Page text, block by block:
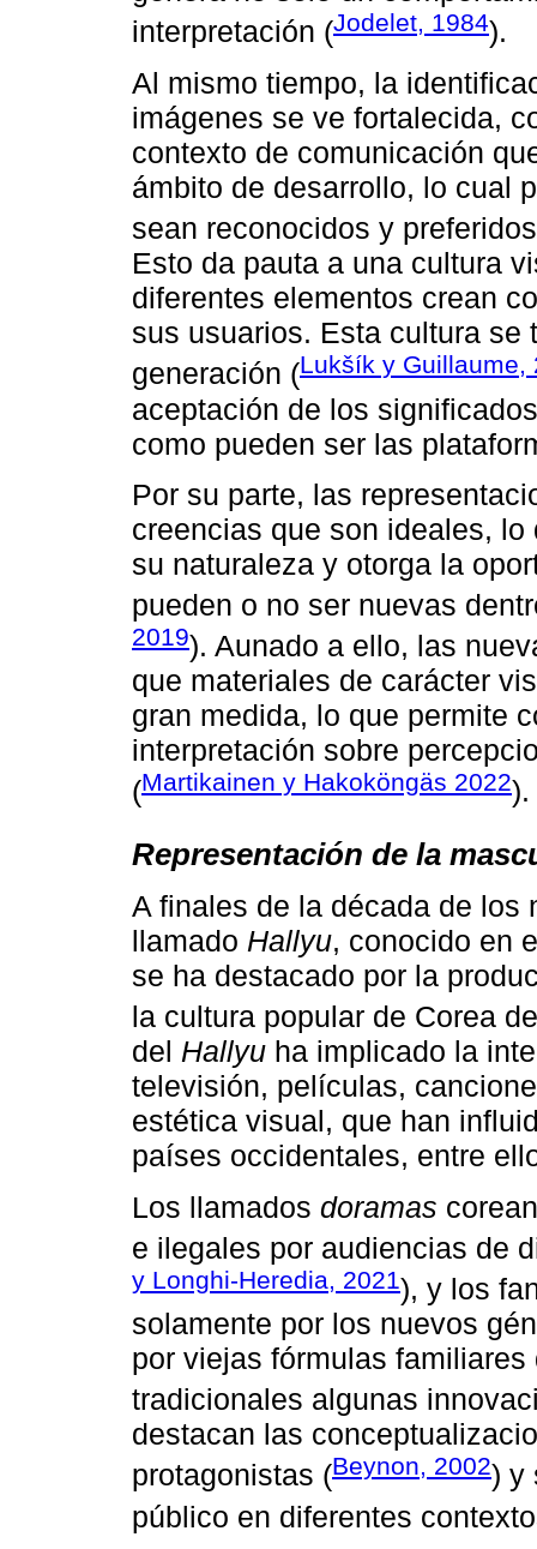
interpretación (Jodelet, 1984).
Al mismo tiempo, la
imágenes se ve fortalecida,
contexto de comunicación
ámbito de desarrollo, lo cual
sean reconocidos y
Esto da pauta a una cultura
diferentes elementos crean
sus usuarios. Esta cultura se
generación (Lukšík y Guillaume,
aceptación de los
como pueden ser las
Por su parte, las
creencias que son ideales,
su naturaleza y otorga la
pueden o no ser nuevas
2019). Aunado a ello, las
que materiales de carácter
gran medida, lo que permite
interpretación sobre
(Martikainen y Hakoköngäs 2022).
Representación de la
A finales de la década de los
llamado Hallyu, conocido en
se ha destacado por la
la cultura popular de Corea
del Hallyu ha implicado la
televisión, películas,
estética visual, que han
países occidentales, entre
Los llamados doramas
e ilegales por audiencias de
y Longhi-Heredia, 2021), y los
solamente por los nuevos
por viejas fórmulas
tradicionales algunas
destacan las
protagonistas (Beynon, 2002) y
público en diferentes